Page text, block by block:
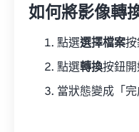
如何將影像轉
點選選擇檔案
點選轉換按鈕
當狀態變成「